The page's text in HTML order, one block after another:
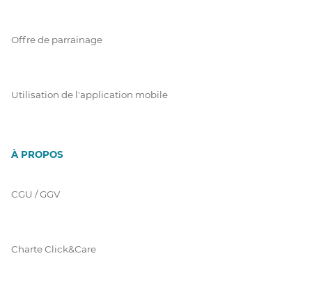
Offre de parrainage
Utilisation de l'application mobile
À PROPOS
CGU / GGV
Charte Click&Care